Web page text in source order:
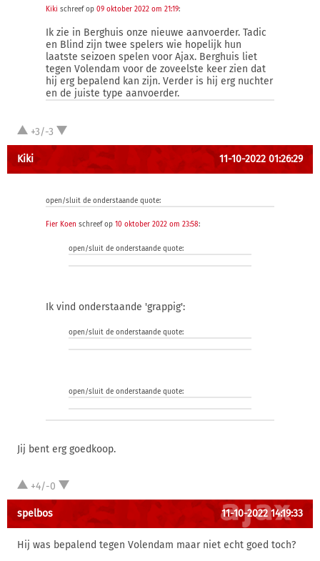
Kiki schreef op 09 oktober 2022 om 21:19:
Ik zie in Berghuis onze nieuwe aanvoerder. Tadic
en Blind zijn twee spelers wie hopelijk hun
laatste seizoen spelen voor Ajax. Berghuis liet
tegen Volendam voor de zoveelste keer zien dat
hij erg bepalend kan zijn. Verder is hij erg nuchter
en de juiste type aanvoerder.
+3/-3
Kiki 11-10-2022 01:26:29
open/sluit de onderstaande quote:
Fier Koen schreef op 10 oktober 2022 om 23:58:
open/sluit de onderstaande quote:
Ik vind onderstaande 'grappig':
open/sluit de onderstaande quote:
open/sluit de onderstaande quote:
Jij bent erg goedkoop.
+4/-0
spelbos 11-10-2022 14:19:33
Hij was bepalend tegen Volendam maar niet echt goed toch?